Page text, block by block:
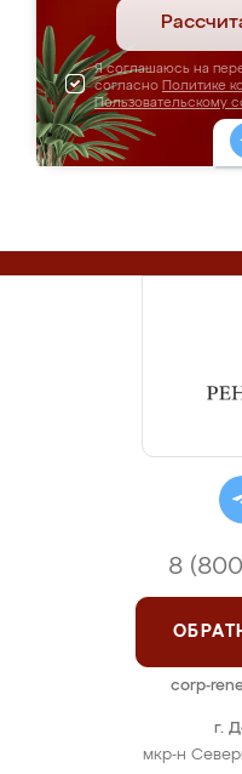
Я соглашаюсь на
согласно Политике
Пользовательскому
г.
мкр-н
8
corp-